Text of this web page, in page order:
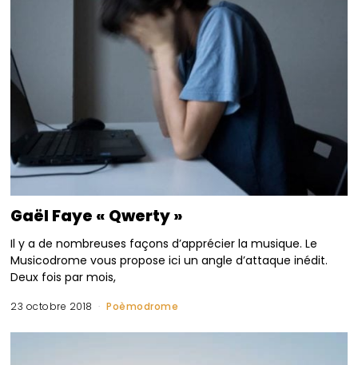
Gaël Faye « Qwerty »
Il y a de nombreuses façons d’apprécier la musique. Le
Musicodrome vous propose ici un angle d’attaque inédit.
Deux fois par mois,
23 octobre 2018 Poèmodrome